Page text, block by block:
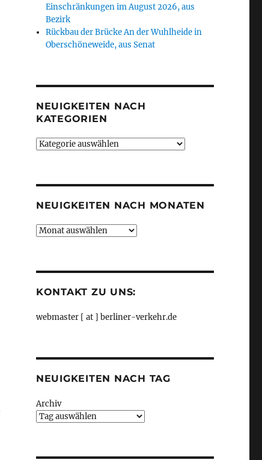
Einschränkungen im August 2026, aus
Bezirk
Rückbau der Brücke An der Wuhlheide in
Oberschöneweide, aus Senat
NEUIGKEITEN NACH
KATEGORIEN
Neuigkeiten
NEUIGKEITEN NACH MONATEN
Neuigkeiten
KONTAKT ZU UNS:
webmaster [ at ] berliner-verkehr.de
NEUIGKEITEN NACH TAG
Archiv